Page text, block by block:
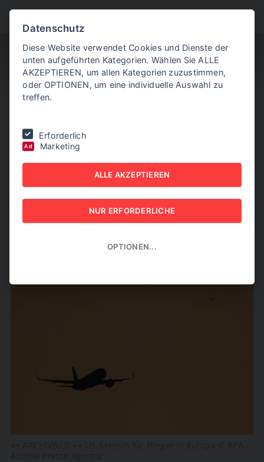
Weg für Verwendung von US-Kerosin
EU-BEHÖRDE EBNET
WEG FÜR VERWENDUNG
VON US-KEROSIN
Datenschutz
Diese Website verwendet Cookies und Dienste der
unten aufgeführten Kategorien. Wählen Sie ALLE
AKZEPTIEREN, um allen Kategorien zuzustimmen,
oder OPTIONEN, um eine individuelle Auswahl zu
treffen.
Erforderlich
Ad Marketing
ALLE AKZEPTIEREN
NUR ERFORDERLICHE
OPTIONEN...